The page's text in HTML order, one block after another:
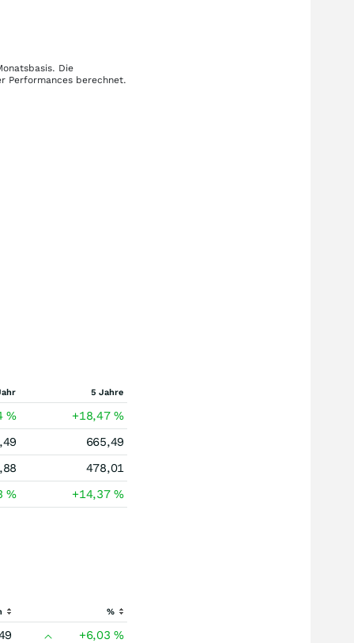
Die
Performances berechnet.
5 Jahre
% +18,47%
665,49
478,01
% +14,37%
%
+6,03%